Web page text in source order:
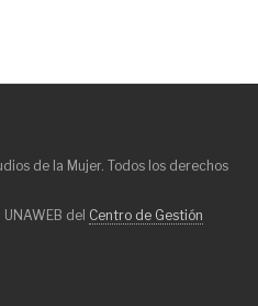
de la Mujer. Todos los derechos
del Centro de Gestión